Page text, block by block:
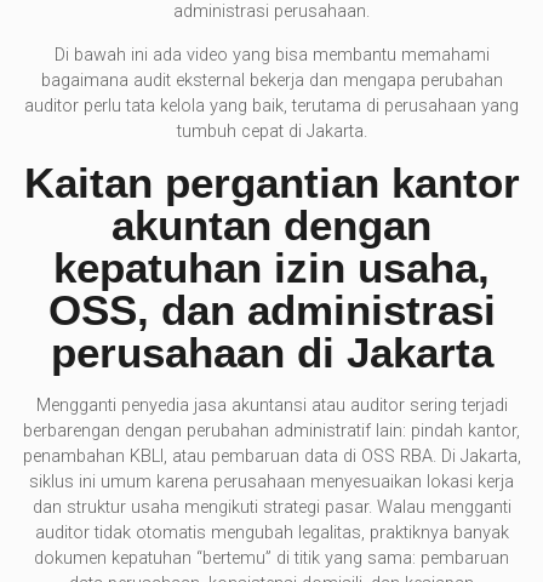
administrasi perusahaan.
Di bawah ini ada video yang bisa membantu memahami
bagaimana audit eksternal bekerja dan mengapa perubahan
auditor perlu tata kelola yang baik, terutama di perusahaan yang
tumbuh cepat di Jakarta.
Kaitan pergantian kantor
akuntan dengan
kepatuhan izin usaha,
OSS, dan administrasi
perusahaan di Jakarta
Mengganti penyedia jasa akuntansi atau auditor sering terjadi
berbarengan dengan perubahan administratif lain: pindah kantor,
penambahan KBLI, atau pembaruan data di OSS RBA. Di Jakarta,
siklus ini umum karena perusahaan menyesuaikan lokasi kerja
dan struktur usaha mengikuti strategi pasar. Walau mengganti
auditor tidak otomatis mengubah legalitas, praktiknya banyak
dokumen kepatuhan “bertemu” di titik yang sama: pembaruan